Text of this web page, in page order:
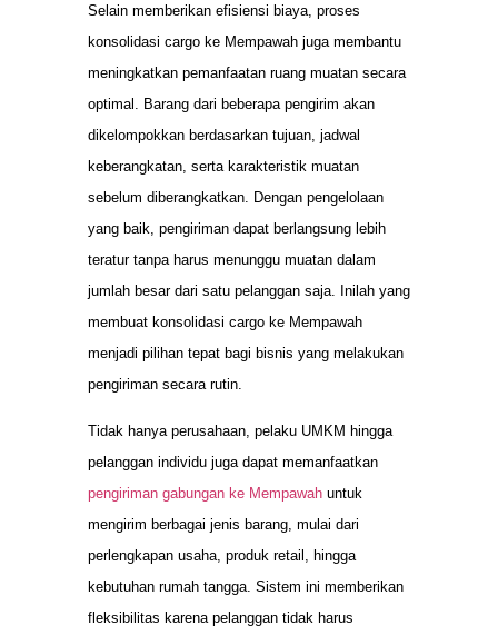
Selain memberikan efisiensi biaya, proses
konsolidasi cargo ke Mempawah juga membantu
meningkatkan pemanfaatan ruang muatan secara
optimal. Barang dari beberapa pengirim akan
dikelompokkan berdasarkan tujuan, jadwal
keberangkatan, serta karakteristik muatan
sebelum diberangkatkan. Dengan pengelolaan
yang baik, pengiriman dapat berlangsung lebih
teratur tanpa harus menunggu muatan dalam
jumlah besar dari satu pelanggan saja. Inilah yang
membuat konsolidasi cargo ke Mempawah
menjadi pilihan tepat bagi bisnis yang melakukan
pengiriman secara rutin.
Tidak hanya perusahaan, pelaku UMKM hingga
pelanggan individu juga dapat memanfaatkan
pengiriman gabungan ke Mempawah untuk
mengirim berbagai jenis barang, mulai dari
perlengkapan usaha, produk retail, hingga
kebutuhan rumah tangga. Sistem ini memberikan
fleksibilitas karena pelanggan tidak harus